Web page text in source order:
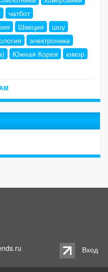
чатбот
Швеция
шоу
электроника
Южная Корея
юмор
Вход